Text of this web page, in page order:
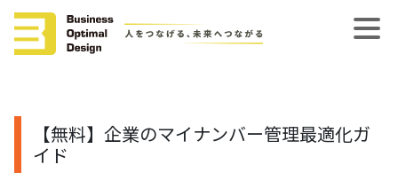
【無料】企業のマイナンバー管理最適化ガ
イド